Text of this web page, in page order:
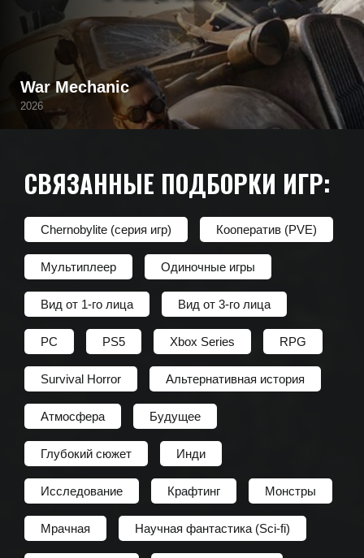
War Mechanic
2026
СВЯЗАННЫЕ ПОДБОРКИ ИГР:
Chernobylite (серия игр) Кооператив (PVE)
Мультиплеер Одиночные игры
Вид от 1-го лица Вид от 3-го лица
PC PS5 Xbox Series RPG
Survival Horror Альтернативная история
Атмосфера Будущее
Глубокий сюжет Инди
Исследование Крафтинг Монстры
Мрачная Научная фантастика (Sci-fi)